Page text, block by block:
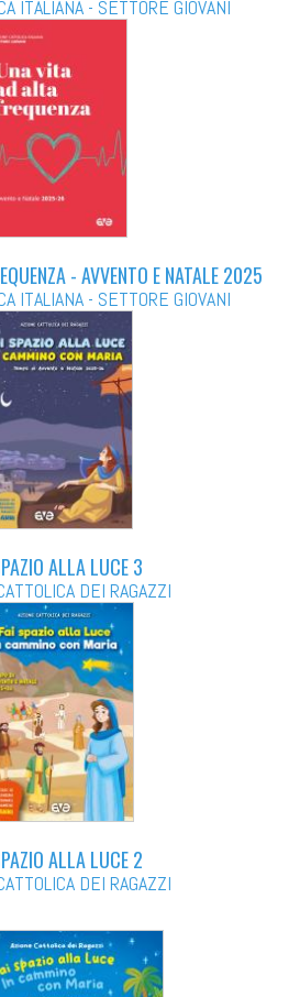
ITALIANA - SETTORE GIOVANI
- AVVENTO E NATALE 2025
ITALIANA - SETTORE GIOVANI
ALLA LUCE 3
DEI RAGAZZI
ALLA LUCE 2
DEI RAGAZZI